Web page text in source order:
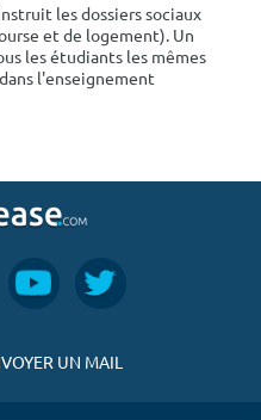
les dossiers sociaux
et de logement). Un
les étudiants les mêmes
l'enseignement
UN MAIL